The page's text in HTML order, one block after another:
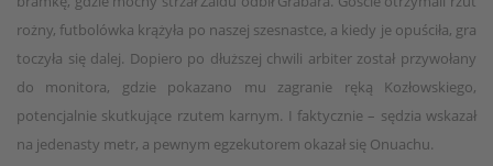
rożny, futbolówka krążyła po naszej szesnastce, a kiedy je opuściła, gra
toczyła się dalej. Dopiero po dłuższej chwili arbiter został przywołany
do monitora, gdzie pokazano mu zagranie ręką Kozłowskiego,
potencjalnie skutkujące rzutem karnym. I faktycznie – sędzia wskazał
na jedenasty metr, a pewnym egzekutorem okazał się Onuachu.